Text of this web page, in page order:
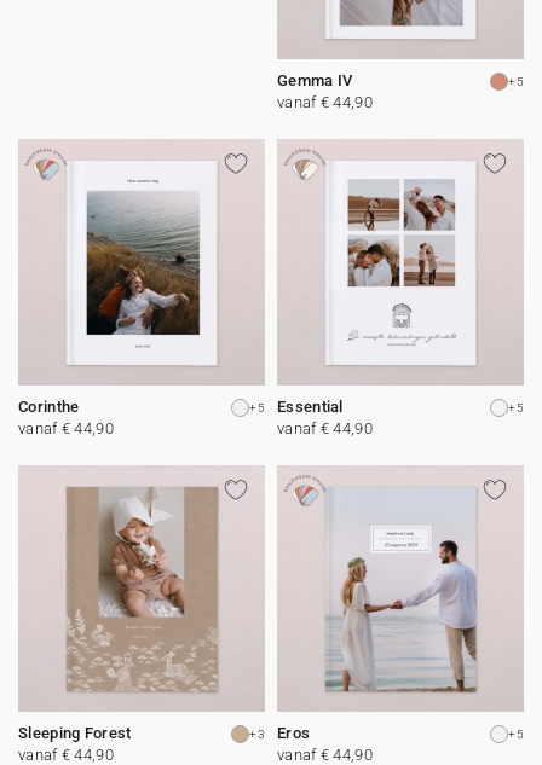
Gemma IV +5
vanaf € 44,90
Corinthe +5
vanaf € 44,90
Essential +5
vanaf € 44,90
Sleeping Forest +3
vanaf € 44,90
Eros +5
vanaf € 44,90